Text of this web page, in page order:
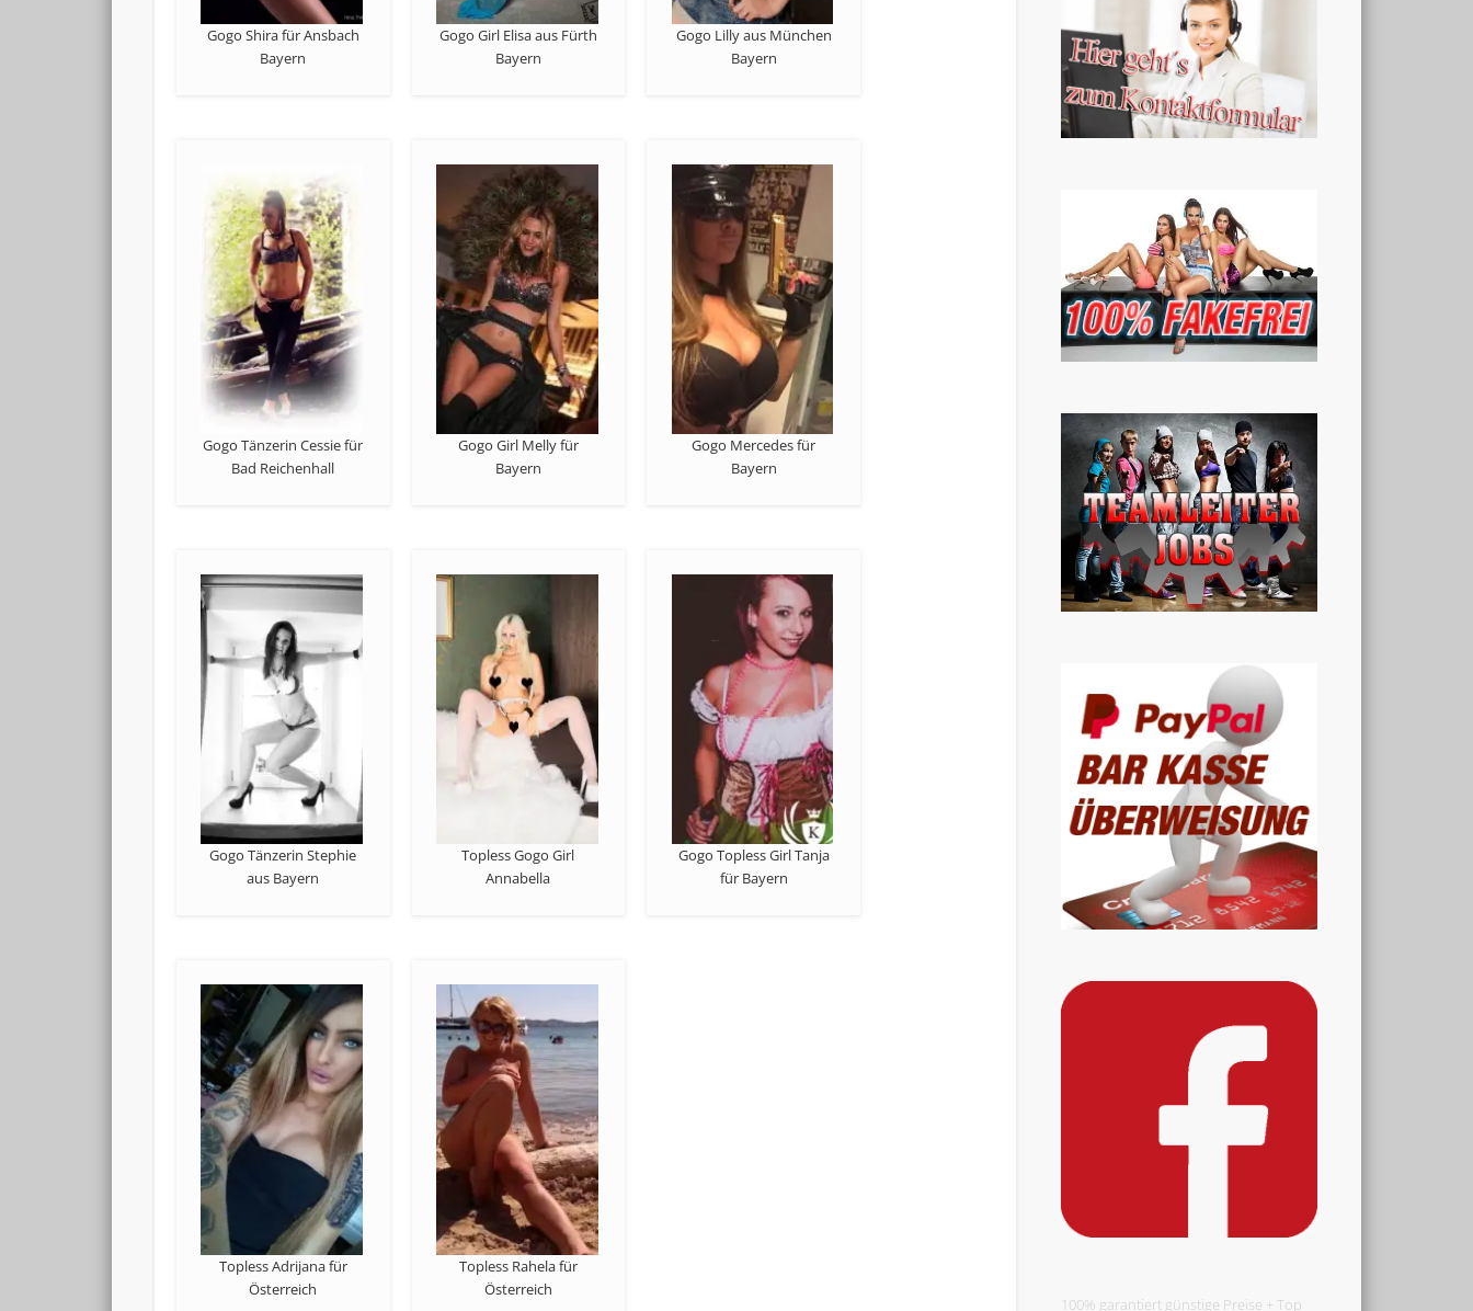
Gogo Shira für Ansbach
Bayern
Gogo Girl Elisa aus Fürth
Bayern
Gogo Lilly aus München
Bayern
Gogo Tänzerin Cessie für
Bad Reichenhall
Gogo Girl Melly für
Bayern
Gogo Mercedes für
Bayern
Gogo Tänzerin Stephie
aus Bayern
Topless Gogo Girl
Annabella
Gogo Topless Girl Tanja
für Bayern
Topless Adrijana für
Österreich
Topless Rahela für
Österreich
100% garantiert günstige Preise + Top